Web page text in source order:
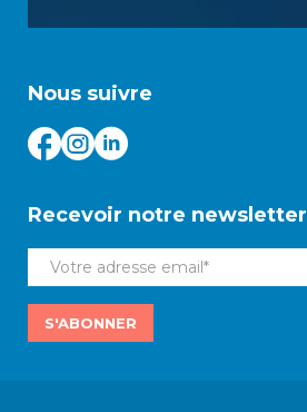
Nous suivre
Recevoir notre newsletter
S'ABONNER